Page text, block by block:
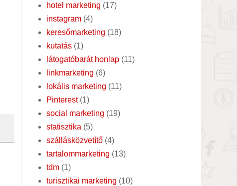
hotel marketing (17)
instagram (4)
keresőmarketing (18)
kutatás (1)
látogatóbarát honlap (11)
linkmarketing (6)
lokális marketing (11)
Pinterest (1)
social marketing (19)
statisztika (5)
szállásközvetítő (4)
tartalommarketing (13)
tdm (1)
turisztikai marketing (10)